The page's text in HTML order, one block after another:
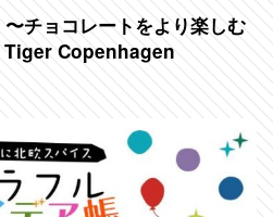
〜チョコレートをより楽しむ
Tiger Copenhagen